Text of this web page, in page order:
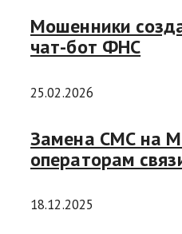
Мошенники
чат-бот ФНС
25.02.2026
Замена СМС на
операторам
18.12.2025